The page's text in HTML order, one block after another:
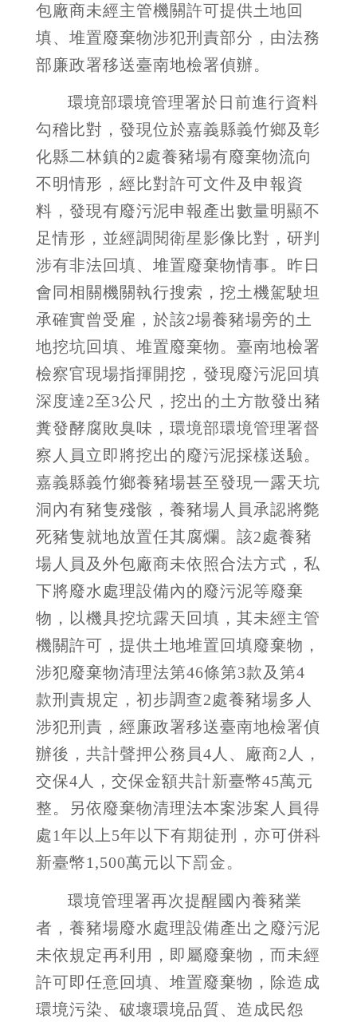
包廠商未經主管機關許可提供土地回
填、堆置廢棄物涉犯刑責部分，由法務
部廉政署移送臺南地檢署偵辦。
環境部環境管理署於日前進行資料
勾稽比對，發現位於嘉義縣義竹鄉及彰
化縣二林鎮的2處養豬場有廢棄物流向
不明情形，經比對許可文件及申報資
料，發現有廢污泥申報產出數量明顯不
足情形，並經調閱衛星影像比對，研判
涉有非法回填、堆置廢棄物情事。昨日
會同相關機關執行搜索，挖土機駕駛坦
承確實曾受雇，於該2場養豬場旁的土
地挖坑回填、堆置廢棄物。臺南地檢署
檢察官現場指揮開挖，發現廢污泥回填
深度達2至3公尺，挖出的土方散發出豬
糞發酵腐敗臭味，環境部環境管理署督
察人員立即將挖出的廢污泥採樣送驗。
嘉義縣義竹鄉養豬場甚至發現一露天坑
洞內有豬隻殘骸，養豬場人員承認將斃
死豬隻就地放置任其腐爛。該2處養豬
場人員及外包廠商未依照合法方式，私
下將廢水處理設備內的廢污泥等廢棄
物，以機具挖坑露天回填，其未經主管
機關許可，提供土地堆置回填廢棄物，
涉犯廢棄物清理法第46條第3款及第4
款刑責規定，初步調查2處養豬場多人
涉犯刑責，經廉政署移送臺南地檢署偵
辦後，共計聲押公務員4 人、廠商2 人，
交保4 人，交保金額共計新臺幣45萬元
整。另依廢棄物清理法本案涉案人員得
處1 年以上5年以下有期徒刑，亦可併科
新臺幣1,500萬元以下罰金。
環境管理署再次提醒國內養豬業
者，養豬場廢水處理設備產出之廢污泥
未依規定再利用，即屬廢棄物，而未經
許可即任意回填、堆置廢棄物，除造成
環境污染、破壞環境品質、造成民怨